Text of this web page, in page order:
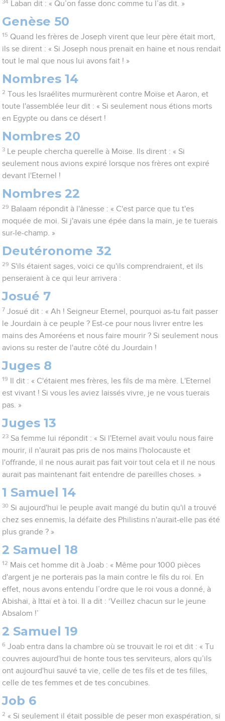
34 Laban dit : « Qu’on fasse donc comme tu l’as dit. »
Genèse 50
15 Quand les frères de Joseph virent que leur père était mort,
ils se dirent : « Si Joseph nous prenait en haine et nous rendait
tout le mal que nous lui avons fait ! »
Nombres 14
2 Tous les Israélites murmurèrent contre Moïse et Aaron, et
toute l'assemblée leur dit : « Si seulement nous étions morts
en Egypte ou dans ce désert !
Nombres 20
3
Le peuple chercha querelle à Moïse. Ils dirent : « Si
seulement nous avions expiré lorsque nos frères ont expiré
devant l'Eternel !
Nombres 22
29 Balaam répondit à l'ânesse : « C'est parce que tu t'es
moquée de moi. Si j'avais une épée dans la main, je te tuerais
sur-le-champ. »
Deutéronome 32
29 S'ils étaient sages, voici ce qu'ils comprendraient, et ils
penseraient à ce qui leur arrivera :
Josué 7
7 Josué dit : « Ah ! Seigneur Eternel, pourquoi as-tu fait passer
le Jourdain à ce peuple ? Est-ce pour nous livrer entre les
mains des Amoréens et nous faire mourir ? Si seulement nous
avions su rester de l'autre côté du Jourdain !
Juges 8
19
Il dit : « C'étaient mes frères, les fils de ma mère. L'Eternel
est vivant ! Si vous les aviez laissés vivre, je ne vous tuerais
pas. »
Juges 13
23 Sa femme lui répondit : « Si l'Eternel avait voulu nous faire
mourir, il n'aurait pas pris de nos mains l'holocauste et
l'offrande, il ne nous aurait pas fait voir tout cela et il ne nous
aurait pas maintenant fait entendre de pareilles choses. »
1 Samuel 14
30 Si aujourd'hui le peuple avait mangé du butin qu'il a trouvé
chez ses ennemis, la défaite des Philistins n'aurait-elle pas été
plus grande ? »
2 Samuel 18
12 Mais cet homme dit à Joab : « Même pour 1000 pièces
d'argent je ne porterais pas la main contre le fils du roi. En
effet, nous avons entendu l’ordre que le roi vous a donné, à
Abishaï, à Ittaï et à toi. Il a dit : ‘Veillez chacun sur le jeune
Absalom !’
2 Samuel 19
6 Joab entra dans la chambre où se trouvait le roi et dit : « Tu
couvres aujourd'hui de honte tous tes serviteurs, alors qu’ils
ont aujourd'hui sauvé ta vie, celle de tes fils et de tes filles,
celle de tes femmes et de tes concubines.
Job 6
2 « Si seulement il était possible de peser mon exaspération, si